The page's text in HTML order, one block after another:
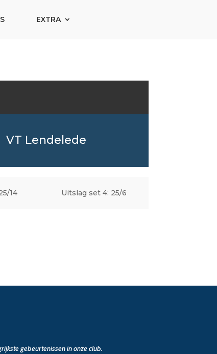
EXTRA
VT Lendelede
14 Uitslag set 4: 25/6
gebeurtenissen in onze club.